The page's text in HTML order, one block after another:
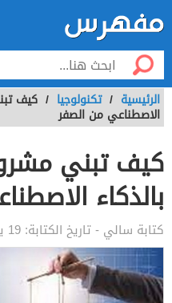
الرئيسية / تكنولوجيا / كيف
الاصطناعي من الصفر
كيف تبني
بالذكاء
كتابة سالي - تاريخ الكتابة: 19 يوليو, 2025 10:39